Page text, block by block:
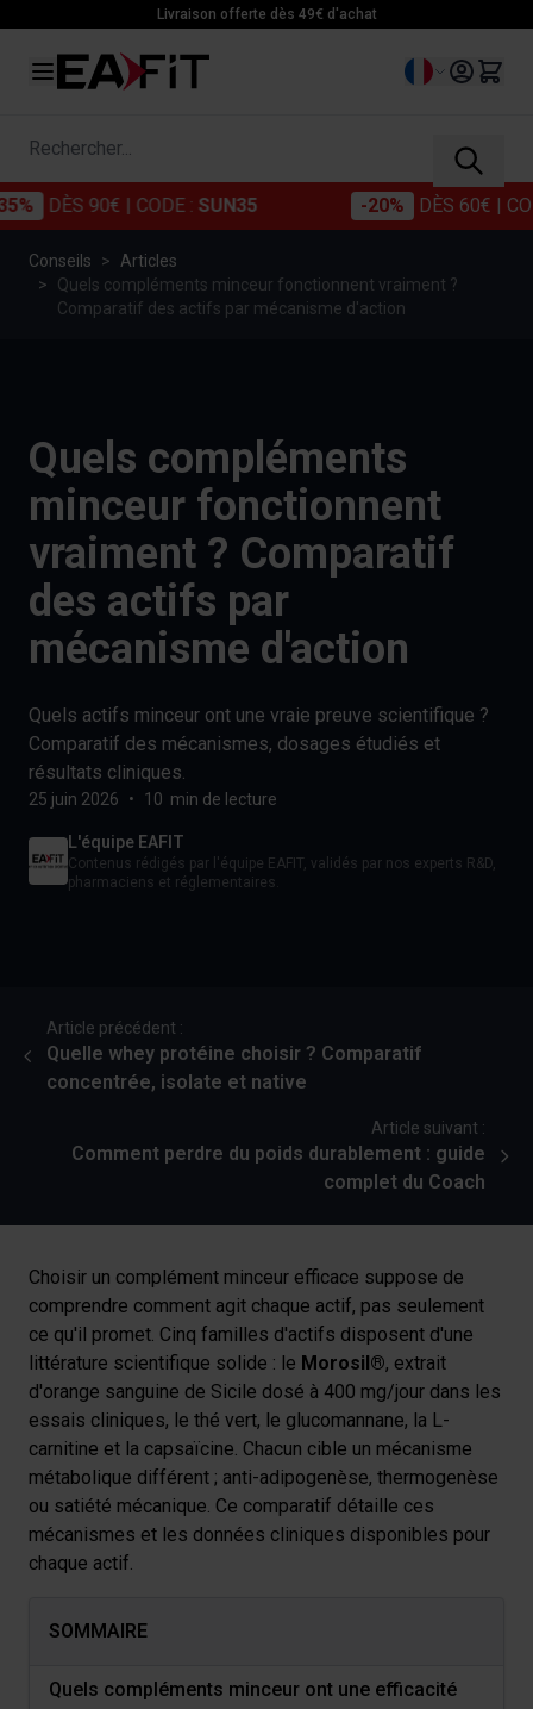
Livraison offerte dès 49€ d'achat
Langue
Rechercher...
| CODE :SUN35 DÈS 60€ | CODE :
Conseils >
Articles
>
Quels compléments minceur fonctionnent vraiment ?
Comparatif des actifs par mécanisme d'action
Quels compléments
minceur fonctionnent
vraiment ? Comparatif
des actifs par
mécanisme d'action
Quels actifs minceur ont une vraie preuve scientifique ?
Comparatif des mécanismes, dosages étudiés et
résultats cliniques.
25 juin 2026 • 10 min de lecture
L'équipe EAFIT
Contenus rédigés par l'équipe EAFIT, validés par nos experts R&D,
pharmaciens et réglementaires.
Article précédent :
Quelle whey protéine choisir ? Comparatif
concentrée, isolate et native
Article suivant :
Comment perdre du poids durablement : guide
complet du Coach
Choisir un complément minceur efficace suppose de
comprendre comment agit chaque actif, pas seulement
ce qu'il promet. Cinq familles d'actifs disposent d'une
littérature scientifique solide : le Morosil®, extrait
d'orange sanguine de Sicile dosé à 400 mg/jour dans les
essais cliniques, le thé vert, le glucomannane, la L-
carnitine et la capsaïcine. Chacun cible un mécanisme
métabolique différent ; anti-adipogenèse, thermogenèse
ou satiété mécanique. Ce comparatif détaille ces
mécanismes et les données cliniques disponibles pour
chaque actif.
SOMMAIRE
Quels compléments minceur ont une efficacité